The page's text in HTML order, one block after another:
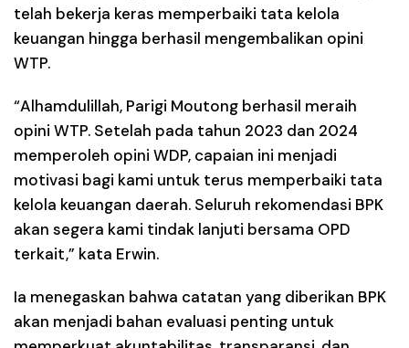
telah bekerja keras memperbaiki tata kelola
keuangan hingga berhasil mengembalikan opini
WTP.
“Alhamdulillah, Parigi Moutong berhasil meraih
opini WTP. Setelah pada tahun 2023 dan 2024
memperoleh opini WDP, capaian ini menjadi
motivasi bagi kami untuk terus memperbaiki tata
kelola keuangan daerah. Seluruh rekomendasi BPK
akan segera kami tindak lanjuti bersama OPD
terkait,” kata Erwin.
Ia menegaskan bahwa catatan yang diberikan BPK
akan menjadi bahan evaluasi penting untuk